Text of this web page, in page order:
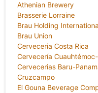
Athenian Brewery
Brasserie Lorraine
Brau Holding
Brau Union
Cerveceria Costa Rica
Cervecería
Cervecerias Baru-
Cruzcampo
El Gouna Beverage